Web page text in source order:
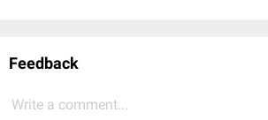
Feedback
Write a comment...